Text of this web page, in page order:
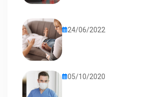
24/06/2022
05/10/2020